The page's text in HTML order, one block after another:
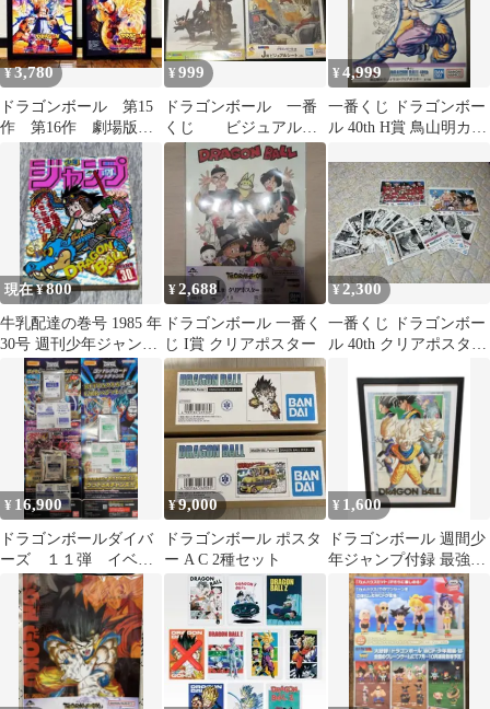
¥3,780
ドラゴンボール 第15
作 第16作 劇場版ポ
スター A4 額付き
2枚
¥999
ドラゴンボール 一番
くじ ビジュアルボ
ード
¥4,999
一番くじ ドラゴンボー
ル 40th H賞 鳥山明カラ
ター
現在 ¥800
牛乳配達の巻号 1985 年
30号 週刊少年ジャンプ
ドラゴンボール
¥2,688
ドラゴンボール 一番く
じ I賞 クリアポスター
¥2,300
一番くじ ドラゴンボー
ル 40th クリアポスター
ット
¥ 16,900
ドラゴンボールダイバ
ーズ １１弾 イベン
トポスター＆スキャン
シート＆袋フルセット
¥9,000
ドラゴンボール ポスタ
ー A C 2種セット
¥ 1,600
ドラゴンボール 週間少
年ジャンプ付録 最強3
大サイヤ人スペシャル
ポスター